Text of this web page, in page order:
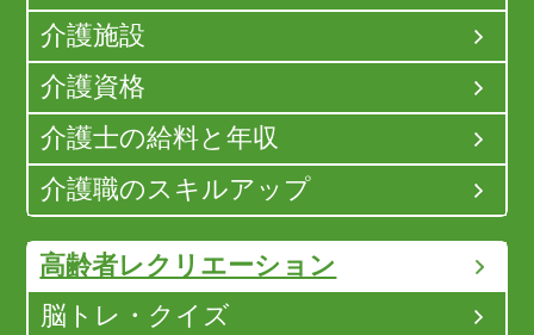
介護施設
介護資格
介護士の給料と年収
介護職のスキルアップ
高齢者レクリエーション
脳トレ・クイズ